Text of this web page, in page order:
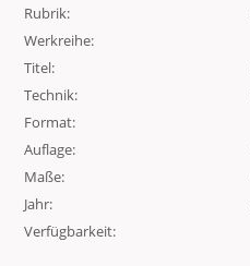
Rubrik:
Werkreihe:
Titel:
Technik:
Format:
Auflage:
Maße:
Jahr:
Verfügbarkeit: